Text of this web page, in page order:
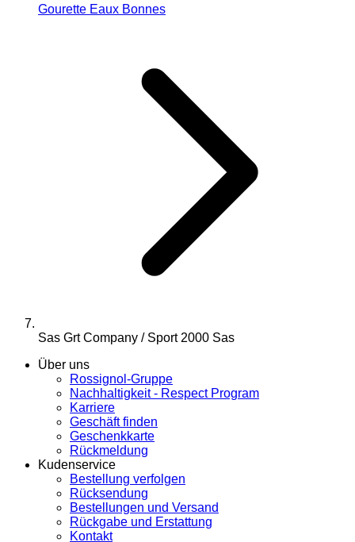
Gourette Eaux Bonnes
Sas Grt Company / Sport 2000 Sas
Über uns
Rossignol-Gruppe
Nachhaltigkeit - Respect Program
Karriere
Geschäft finden
Geschenkkarte
Rückmeldung
Kudenservice
Bestellung verfolgen
Rücksendung
Bestellungen und Versand
Rückgabe und Erstattung
Kontakt